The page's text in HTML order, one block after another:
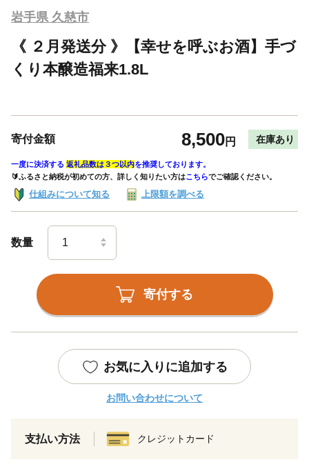
岩手県 久慈市
《 ２月発送分 》【幸せを呼ぶお酒】手づ
くり本醸造福来1.8L
寄付金額 8,500円 在庫あり
一度に決済する 返礼品数は３つ以内を推奨しております。
🔰ふるさと納税が初めての方、詳しく知りたい方はこちらでご確認ください。
仕組みについて知る 上限額を調べる
数量
寄付する
お気に入りに追加する
お問い合わせについて
支払い方法 クレジットカード